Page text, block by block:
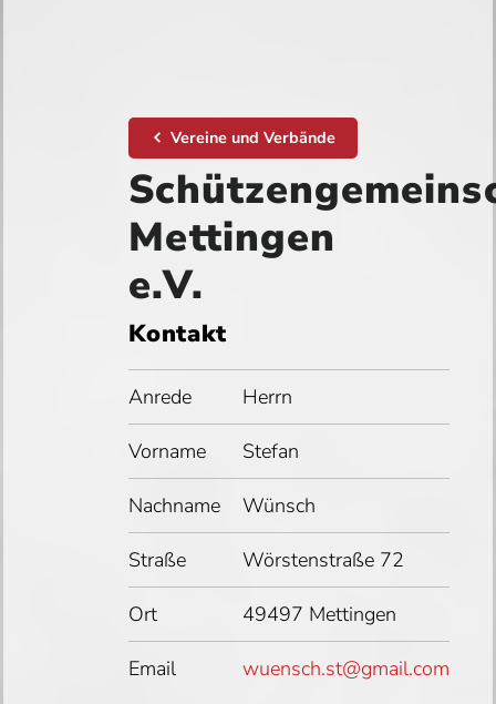
Vereine und Verbände
Mettingen
e.V.
Kontakt
Anrede Herrn
Vorname Stefan
Nachname Wünsch
Straße Wörstenstraße 72
Ort 49497 Mettingen
Email wuensch.st@gmail.com